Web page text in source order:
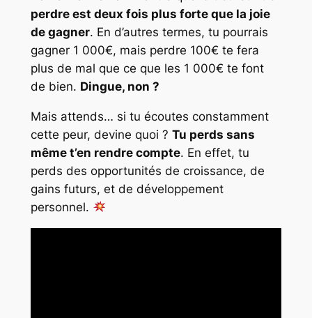
perdre est deux fois plus forte que la joie
de gagner. En d’autres termes, tu pourrais
gagner 1 000€, mais perdre 100€ te fera
plus de mal que ce que les 1 000€ te font
de bien. Dingue, non ?
Mais attends… si tu écoutes constamment
cette peur, devine quoi ? Tu perds sans
même t’en rendre compte. En effet, tu
perds des opportunités de croissance, de
gains futurs, et de développement
personnel.